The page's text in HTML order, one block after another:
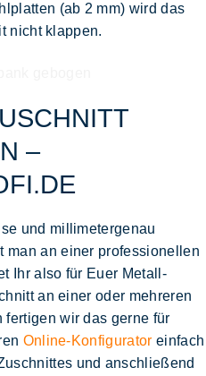
(ab 2 mm) wird das
nicht klappen.
–
und millimetergenau
man an einer professionellen
Ihr also für Euer Metall-
an einer oder mehreren
fertigen wir das gerne für
Online-Konfigurator einfach
und anschließend